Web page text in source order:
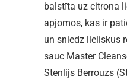
balstīta uz citrona
apjomos, kas ir
un sniedz lieliskus
sauc Master
Stenlijs Berrouzs